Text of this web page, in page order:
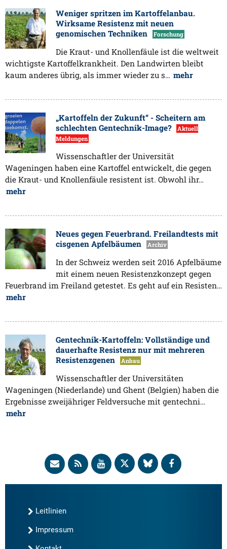
Weniger spritzen im Kartoffelanbau.
Wirksame Resistenz mit neuen
genomischen Techniken
Forschung
Die Kraut- und Knollenfäule ist die weltweit
wichtigste Kartoffelkrankheit. Den Landwirten bleibt
kaum anderes übrig, als immer wieder zu s… mehr
„Kartoffeln der Zukunft“ - Scheitern am
schlechten Gentechnik-Image?
Aktuell
Meldungen
Wissenschaftler der Universität
Wageningen haben eine Kartoffel entwickelt, die gegen
die Kraut- und Knollenfäule resistent ist. Obwohl ihr…
mehr
Neues gegen Feuerbrand. Freilandtests mit
cisgenen Apfelbäumen
Archiv
In der Schweiz werden seit 2016 Apfelbäume
mit einem neuen Resistenzkonzept gegen
Feuerbrand im Freiland getestet. Es geht auf ein Resisten…
mehr
Gentechnik-Kartoffeln: Vollständige und
dauerhafte Resistenz nur mit mehreren
Resistenzgenen
Anbau
Wissenschaftler der Universitäten
Wageningen (Niederlande) und Ghent (Belgien) haben die
Ergebnisse zweijähriger Feldversuche mit gentechni…
mehr
Leitlinien
Impressum